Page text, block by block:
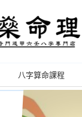
八字算命課程